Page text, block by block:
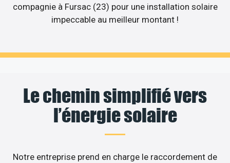
compagnie à Fursac (23) pour une installation solaire
impeccable au meilleur montant !
Le chemin simplifié vers
l’énergie solaire
Notre entreprise prend en charge le raccordement de